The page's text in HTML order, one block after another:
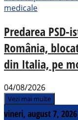
Predarea
România,
din Italia, pe
04/08/2026
Vezi mai multe
vineri, august 7, 2026